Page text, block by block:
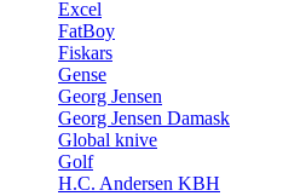
Excel
FatBoy
Fiskars
Gense
Georg Jensen
Georg Jensen Damask
Global knive
Golf
H.C. Andersen KBH